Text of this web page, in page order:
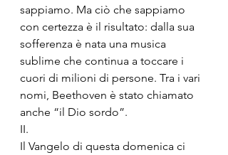
sappiamo. Ma ciò che sappiamo
con certezza è il risultato: dalla sua
sofferenza è nata una musica
sublime che continua a toccare i
cuori di milioni di persone. Tra i vari
nomi, Beethoven è stato chiamato
anche “il Dio sordo”.
II.
Il Vangelo di questa domenica ci